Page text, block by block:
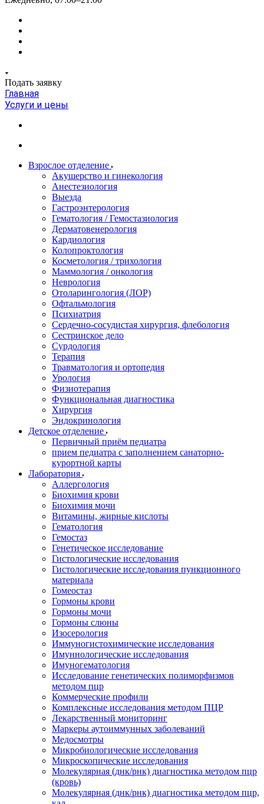
Подать заявку
Главная
Услуги и цены
Взрослое отделение
Акушерство и гинекология
Анестезиология
Выезда
Гастроэнтерология
Гематология / Гемостазиология
Дерматовенерология
Кардиология
Колопроктология
Косметология / трихология
Маммология / онкология
Неврология
Отоларингология (ЛОР)
Офтальмология
Психиатрия
Сердечно-сосудистая хирургия, флебология
Сестринское дело
Сурдология
Терапия
Травматология и ортопедия
Урология
Физиотерапия
Функциональная диагностика
Хирургия
Эндокринология
Детское отделение
Первичный приём педиатра
прием педиатра с заполнением санаторно-
курортной карты
Лаборатория
Аллергология
Биохимия крови
Биохимия мочи
Витамины, жирные кислоты
Гематология
Гемостаз
Генетическое исследование
Гистологические исследования
Гистологические исследования пункционного
материала
Гомеостаз
Гормоны крови
Гормоны мочи
Гормоны слюны
Изосерология
Иммуногистохимические исследования
Имуннологические исследования
Имуногематология
Исследование генетических полиморфизмов
методом пцр
Коммерческие профили
Комплексные исследования методом ПЦР
Лекарственный мониторинг
Маркеры аутоиммунных заболеваний
Медосмотры
Микробиологические исследования
Микроскопические исследования
Молекулярная (днк/рнк) диагностика методом пцр
(кровь)
Молекулярная (днк/рнк) диагностика методом пцр,